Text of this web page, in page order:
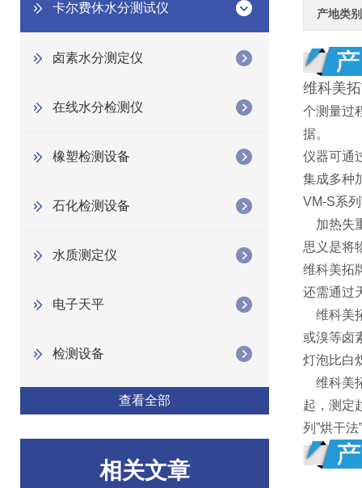
卡尔费休水分测试仪
卤素水分测定仪
在线水分检测仪
橡塑检测设备
石化检测设备
水质测定仪
电子天平
检测设备
查看全部
相关文章
产地类别
维科美
个测量过
据。
仪器可通
集成多种
VM-S系列
加热失
思义是将
维科美拓
还需通过
维科美
或溴等卤
灯泡比白
维科美
起，测定
列”烘干